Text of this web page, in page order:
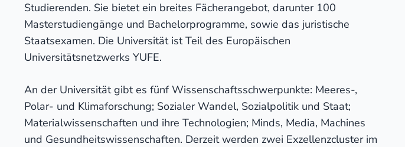
Studierenden. Sie bietet ein breites Fächerangebot, darunter 100
Masterstudiengänge und Bachelorprogramme, sowie das juristische
Staatsexamen. Die Universität ist Teil des Europäischen
Universitätsnetzwerks YUFE.
An der Universität gibt es fünf Wissenschaftsschwerpunkte: Meeres-,
Polar- und Klimaforschung; Sozialer Wandel, Sozialpolitik und Staat;
Materialwissenschaften und ihre Technologien; Minds, Media, Machines
und Gesundheitswissenschaften. Derzeit werden zwei Exzellenzcluster im